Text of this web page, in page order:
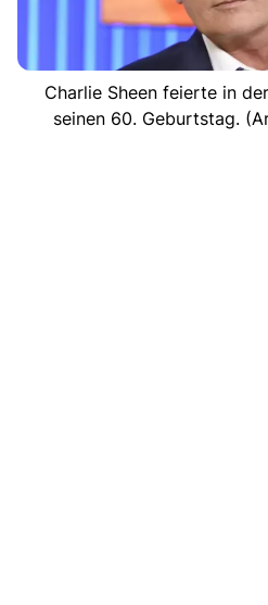
Charlie Sheen feierte in
seinen 60. Geburtstag.